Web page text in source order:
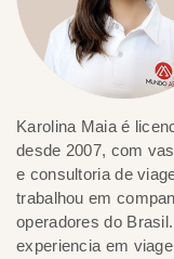
Karolina Maia é
desde 2007, com
e consultoria de
trabalhou em
operadores do
experiencia em